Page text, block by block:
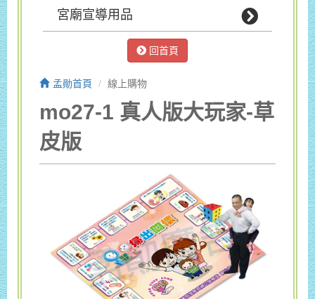
宮廟宣導用品
回首頁
孟勛首頁 線上購物
mo27-1 真人版大玩家-草
皮版